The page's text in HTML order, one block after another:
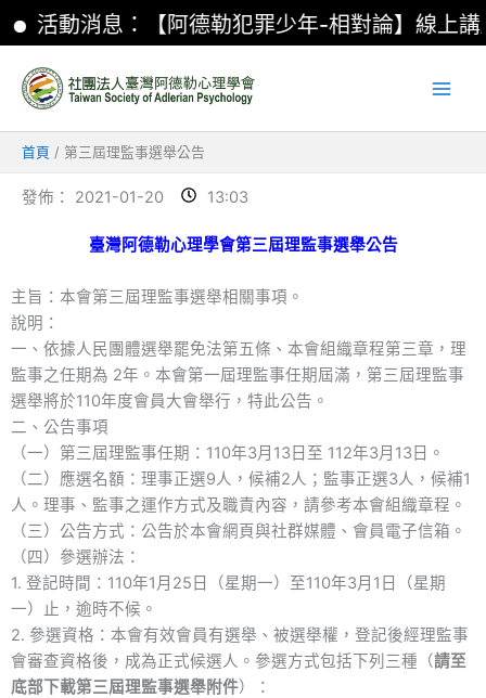
活動消息：【阿德勒犯罪少年-相對論】線上講
首頁 第三屆理監事選舉公告
發佈： 2021-01-20 13:03
臺灣阿德勒心理學會第三屆理監事選舉公告
主旨：本會第三屆理監事選舉相關事項。
說明：
一、依據人民團體選舉罷免法第五條、本會組織章程第三章，理
監事之任期為 2年。本會第一屆理監事任期屆滿，第三屆理監事
選舉將於110年度會員大會舉行，特此公告。
二、公告事項
（一）第三屆理監事任期：110年3月13日至 112年3月13日。
（二）應選名額：理事正選9人，候補2人；監事正選3人，候補1
人。理事、監事之運作方式及職責內容，請參考本會組織章程。
（三）公告方式：公告於本會網頁與社群媒體、會員電子信箱。
（四）參選辦法：
1. 登記時間：110年1月25日（星期一）至110年3月1日（星期
一）止，逾時不候。
2. 參選資格：本會有效會員有選舉、被選舉權，登記後經理監事
會審查資格後，成為正式候選人。參選方式包括下列三種（請至
底部下載第三屆理監事選舉附件）：